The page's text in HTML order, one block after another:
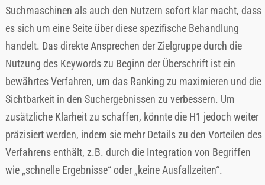
Suchmaschinen als auch den Nutzern sofort klar macht, dass
es sich um eine Seite über diese spezifische Behandlung
handelt. Das direkte Ansprechen der Zielgruppe durch die
Nutzung des Keywords zu Beginn der Überschrift ist ein
bewährtes Verfahren, um das Ranking zu maximieren und die
Sichtbarkeit in den Suchergebnissen zu verbessern. Um
zusätzliche Klarheit zu schaffen, könnte die H1 jedoch weiter
präzisiert werden, indem sie mehr Details zu den Vorteilen des
Verfahrens enthält, z.B. durch die Integration von Begriffen
wie „schnelle Ergebnisse“ oder „keine Ausfallzeiten“.